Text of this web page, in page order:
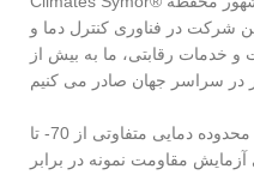
شرکت در فناوری کنترل دما و
خدمات رقابتی، ما به بیش از
محفظه آزمایش دمای رومیزی، محدوده دمایی متفاوتی از 70- تا
آزمایش مقاومت نمونه در برابر